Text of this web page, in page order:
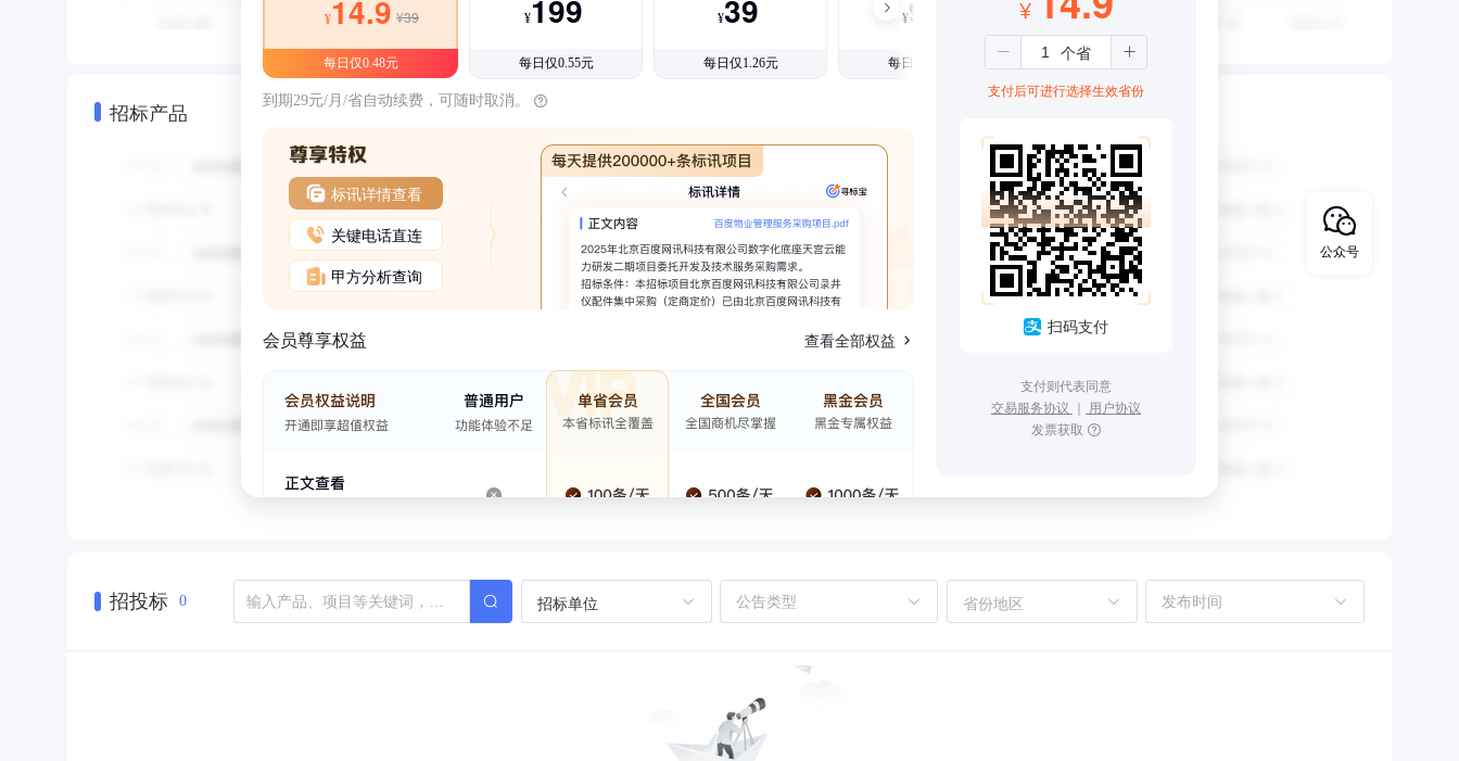
招标产品
¥14.9 ¥39
每日仅0.48元
¥199
每日仅0.55元
¥39
每日仅1.26元
¥99
每日仅1.08元
到期29元/月/省自动续费，可随时取消。
标讯详情查看
关键电话直连
甲方分析查询
会员尊享权益 查看全部权益
¥
支付后可进行选择生效省份
扫码支付
支付则代表同意
交易服务协议 ｜ 用户协议
发票获取
招投标 0 招标单位 省份地区
公众号